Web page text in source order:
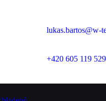
lukas.bartos@w-
+420 605 119 529